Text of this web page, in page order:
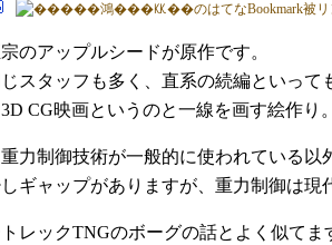
のアップルシードが原作です。
スタッフも多く、直系の続編といっ
CG映画というのと一線を画す絵作
力制御技術が一般的に使われている
ギャップがありますが、重力制御は
レックTNGのボーグの話とよく似てま